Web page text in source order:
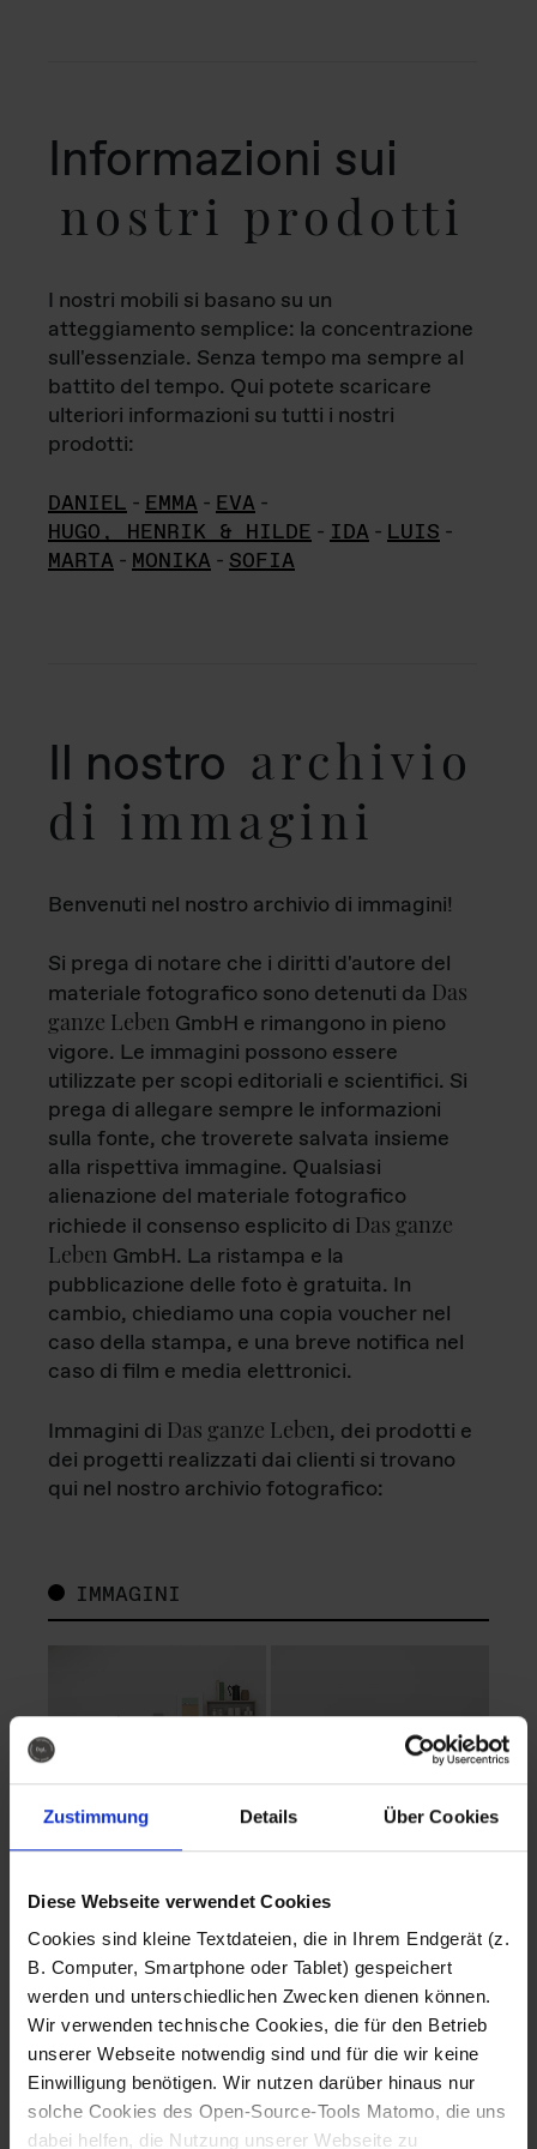
Zustimmung Details Über Cookies
Diese Webseite verwendet Cookies
Cookies sind kleine Textdateien, die in Ihrem Endgerät (z.
B. Computer, Smartphone oder Tablet) gespeichert
werden und unterschiedlichen Zwecken dienen können.
Wir verwenden technische Cookies, die für den Betrieb
unserer Webseite notwendig sind und für die wir keine
Einwilligung benötigen. Wir nutzen darüber hinaus nur
solche Cookies des Open-Source-Tools Matomo, die uns
dabei helfen, die Nutzung unserer Webseite zu
Informazioni sui
nostri prodotti
I nostri mobili si basano su un
atteggiamento semplice: la concentrazione
sull'essenziale. Senza tempo ma sempre al
battito del tempo. Qui potete scaricare
ulteriori informazioni su tutti i nostri
prodotti:
DANIEL - EMMA - EVA -
HUGO, HENRIK & HILDE - IDA - LUIS -
MARTA - MONIKA - SOFIA
Il nostro archivio
di immagini
Benvenuti nel nostro archivio di immagini!
Si prega di notare che i diritti d'autore del
materiale fotografico sono detenuti da Das
ganze Leben GmbH e rimangono in pieno
vigore. Le immagini possono essere
utilizzate per scopi editoriali e scientifici. Si
prega di allegare sempre le informazioni
sulla fonte, che troverete salvata insieme
alla rispettiva immagine. Qualsiasi
alienazione del materiale fotografico
richiede il consenso esplicito di Das ganze
Leben GmbH. La ristampa e la
pubblicazione delle foto è gratuita. In
cambio, chiediamo una copia voucher nel
caso della stampa, e una breve notifica nel
caso di film e media elettronici.
Immagini di Das ganze Leben, dei prodotti e
dei progetti realizzati dai clienti si trovano
qui nel nostro archivio fotografico:
IMMAGINI
Fotografo: Lorenz
Sternbach
Download
Fotografo: Lorenz
Sternbach
Download